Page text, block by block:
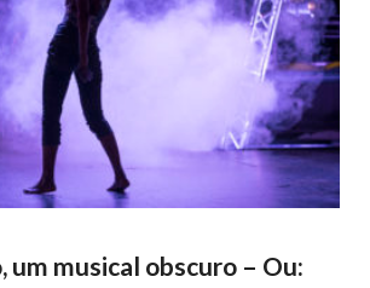
um musical obscuro – Ou: